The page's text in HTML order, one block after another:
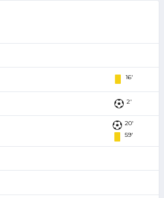
16'
2'
20'
59'